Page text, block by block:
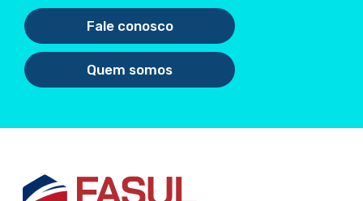
Fale conosco
Quem somos